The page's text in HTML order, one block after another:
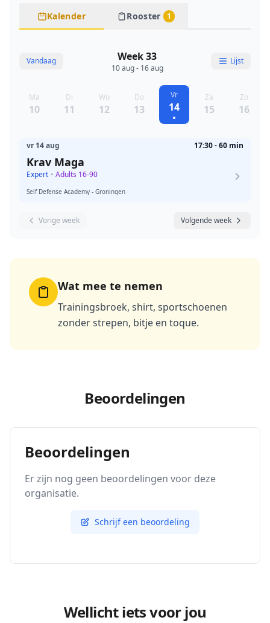
Kalender Rooster 1
Vandaag Week 33
10 aug - 16 aug
Lijst
Ma
10
Di
11
Wo
12
Do
13
Vr
14
Za
15
Zo
16
vr 14 aug 17:30 - 60 min
Krav Maga
Expert • Adults 16-90
Self Defense Academy - Groningen
Vorige week Volgende week
Wat mee te nemen
Trainingsbroek, shirt, sportschoenen
zonder strepen, bitje en toque.
Beoordelingen
Beoordelingen
Er zijn nog geen beoordelingen voor deze
organisatie.
Schrijf een beoordeling
Wellicht iets voor jou